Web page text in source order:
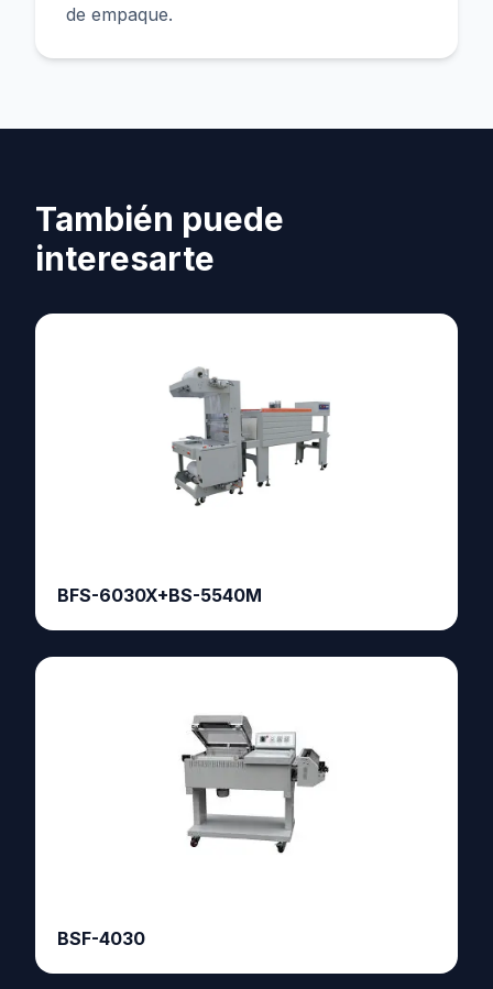
de empaque.
También puede
interesarte
BFS-6030X+BS-5540M
BSF-4030